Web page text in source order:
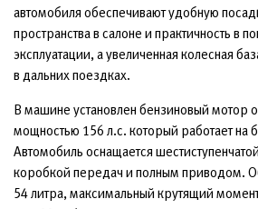
автомобиля обеспечивают удобную
пространства в салоне и практичность в
эксплуатации, а увеличенная колесная
в дальних поездках.
В машине установлен бензиновый мотор
мощностью 156 л.с. который работает на
Автомобиль оснащается
коробкой передач и полным приводом.
54 литра, максимальный крутящий